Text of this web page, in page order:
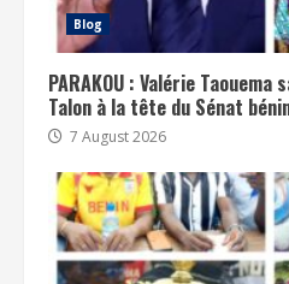
Blog
PARAKOU : Valérie
Talon à la tête du Sénat
7 August 2026